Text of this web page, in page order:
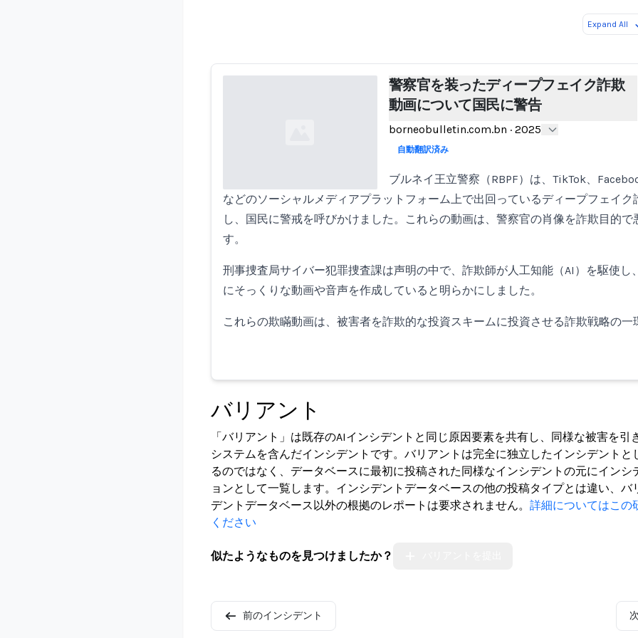
Expand All
警察官を装ったディープフェイク詐欺
動画について国民に警告
borneobulletin.com.bn · 2025
自動翻訳済み
ブルネイ王立警察（RBPF）は、TikTok、
などのソーシャルメディアプラットフォーム上で出回っているディープフェイク
し、国民に警戒を呼びかけました。これらの動画は、警察官の肖像を詐欺目的で
す。
刑事捜査局サイバー犯罪捜査課は声明の中で、詐欺師が人工知能（AI）を駆使し
にそっくりな動画や音声を作成していると明らかにしました。
これらの欺瞞動画は、被害者を詐欺的な投資スキームに投資させる詐欺戦略の一
バリアント
「バリアント」は既存のAIインシデントと同じ原因要素を共有し、同様な被害を引
システムを含んだインシデントです。バリアントは完全に独立したインシデントと
るのではなく、データベースに最初に投稿された同様なインシデントの元にインシ
ョンとして一覧します。インシデントデータベースの他の投稿タイプとは違い、バ
デントデータベース以外の根拠のレポートは要求されません。 詳細についてはこの
ください
似たようなものを見つけましたか？
前のインシデント